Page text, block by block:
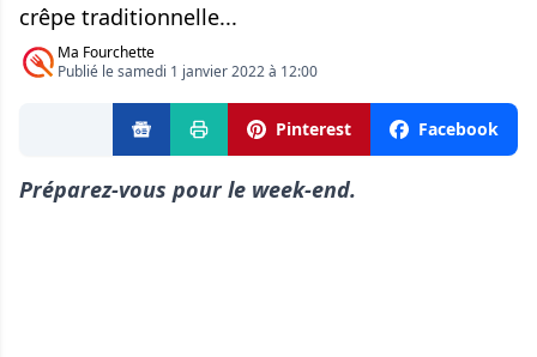
crêpe traditionnelle...
Ma Fourchette
Publié le samedi 1 janvier 2022 à 12:00
Pinterest Facebook
Préparez-vous pour le week-end.